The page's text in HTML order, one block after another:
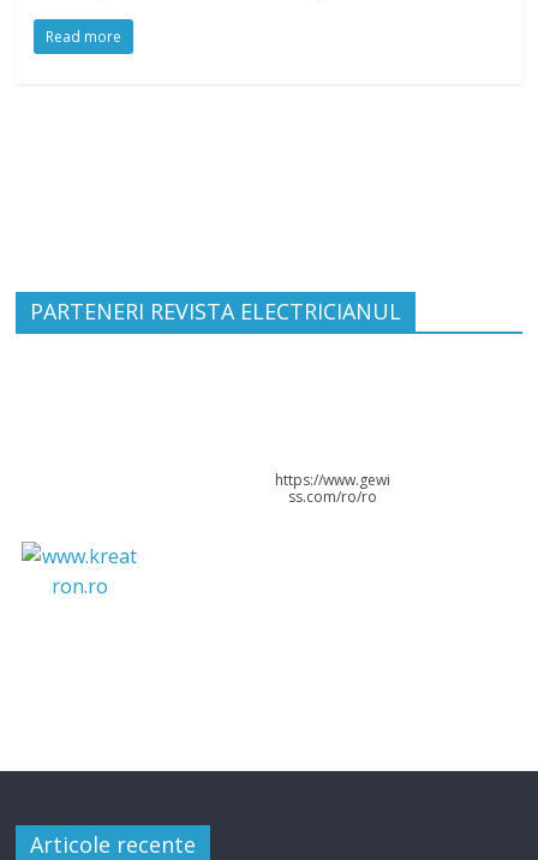
Read more
PARTENERI REVISTA ELECTRICIANUL
https://www.gewi
ss.com/ro/ro
Articole recente